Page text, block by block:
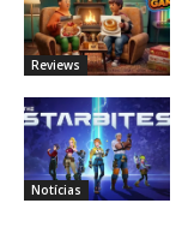
Reviews
Notícias